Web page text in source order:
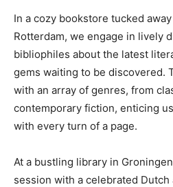
In a cozy​ bookstore tucked
Rotterdam, we engage in lively
bibliophiles about the latest
gems waiting to⁣ be discovered.
with an ‌array of⁢ genres, ⁤from
contemporary fiction, enticing
with every turn of a page.
At​ a bustling library in
session with a celebrated